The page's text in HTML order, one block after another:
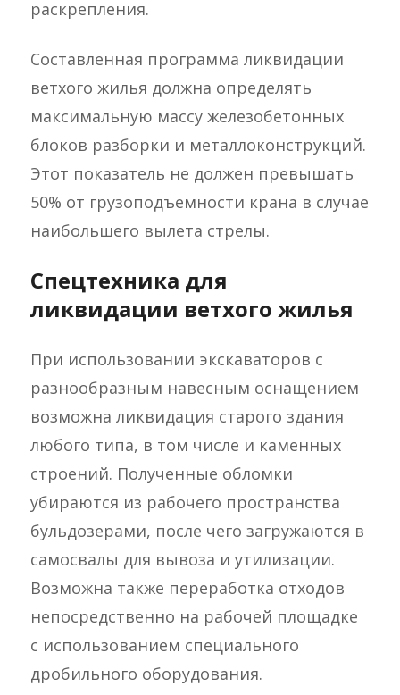
раскрепления.
Составленная программа ликвидации
ветхого жилья должна определять
максимальную массу железобетонных
блоков разборки и металлоконструкций.
Этот показатель не должен превышать
50% от грузоподъемности крана в случае
наибольшего вылета стрелы.
Спецтехника для
ликвидации ветхого жилья
При использовании экскаваторов с
разнообразным навесным оснащением
возможна ликвидация старого здания
любого типа, в том числе и каменных
строений. Полученные обломки
убираются из рабочего пространства
бульдозерами, после чего загружаются в
самосвалы для вывоза и утилизации.
Возможна также переработка отходов
непосредственно на рабочей площадке
с использованием специального
дробильного оборудования.